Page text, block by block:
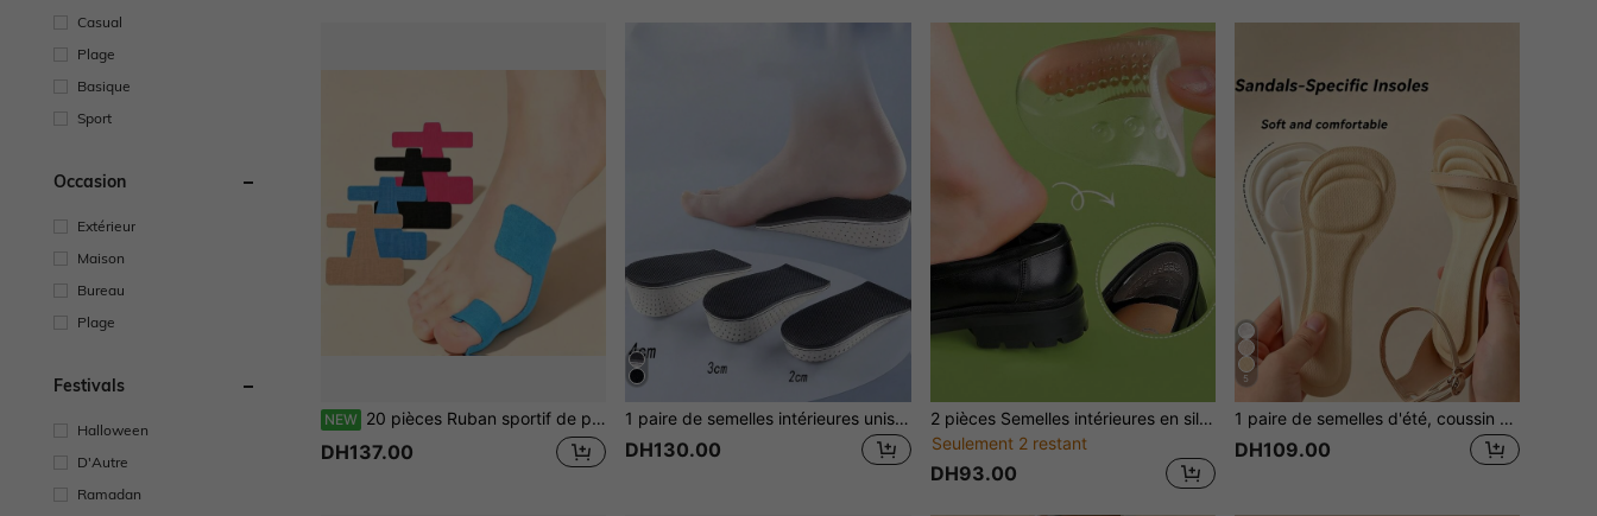
Casual
Plage
Basique
Sport
Occasion
Extérieur
Maison
Bureau
Plage
Festivals
Halloween
D'Autre
Ramadan
NEW 20 pièces Ruban sportif de prévention des frottements des orteils, respirant, fait de matériau de bandage élastique, confortable et très extensible, convient pour le soutien du gros orteil
DH137.00
1 paire de semelles intérieures unisexes cachées augmentant la taille, insert non-fatiguant pour prévenir l'enfoncement des pieds
DH130.00
2 pièces Semelles intérieures en silicone souples et confortables pour femmes, coussinets de talon pour rallonger la pointure
Seulement 2 restant
DH93.00
5
1 paire de semelles d'été, coussin avant-pied auto-adhésif, respirant et anti-dérapant absorbant la transpiration, confortable pour les talons hauts et les chaussures 3/4
DH109.00